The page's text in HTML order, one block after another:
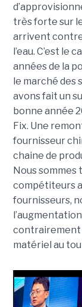
très forte sur
arrivent
l’eau. C’est le
années de la
le marché des
avons fait un
bonne année
Fix. Une
fournisseur
chaine de
Nous sommes
compétiteurs
fournisseurs,
contrairement
matériel au